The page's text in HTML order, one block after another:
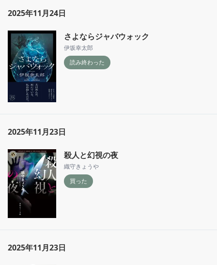
2025年11月24日
さよならジャバウォック
伊坂幸太郎
読み終わった
2025年11月23日
殺人と幻視の夜
織守きょうや
買った
2025年11月23日